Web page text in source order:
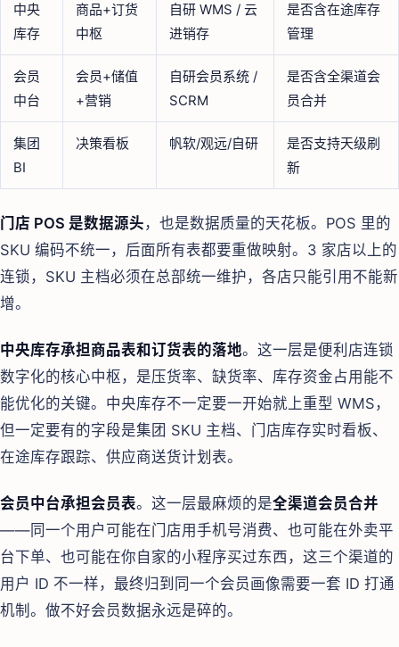
中央
库存
商品+订货
中枢
自研 WMS / 云
进销存
是否含在途库存
管理
会员
中台
会员+储值
+营销
自研会员系统 /
SCRM
是否含全渠道会
员合并
集团
BI
决策看板 帆软/观远/自研
是否支持天级刷
新
门店 POS 是数据源头 ，也是数据质量的天花板。POS 里的
SKU 编码不统一，后面所有表都要重做映射。3 家店以上的
连锁，SKU 主档必须在总部统一维护，各店只能引用不能新
增。
中央库存承担商品表和订货表的落地。这一层是便利店连锁
数字化的核心中枢，是压货率、缺货率、库存资金占用能不
能优化的关键。中央库存不一定要一开始就上重型 WMS，
但一定要有的字段是集团 SKU 主档、门店库存实时看板、
在途库存跟踪、供应商送货计划表。
会员中台承担会员表。这一层最麻烦的是全渠道会员合并
——同一个用户可能在门店用手机号消费、也可能在外卖平
台下单、也可能在你自家的小程序买过东西，这三个渠道的
用户 ID 不一样，最终归到同一个会员画像需要一套 ID 打通
机制。做不好会员数据永远是碎的。